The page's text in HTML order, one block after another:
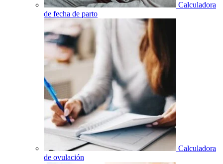
Calculadora
de fecha de parto
Calculadora
de ovulación